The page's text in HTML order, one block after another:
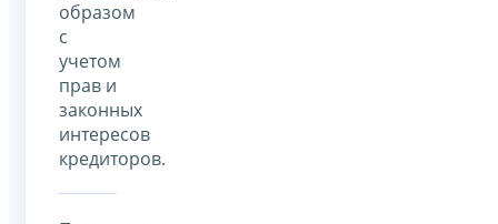
образом
с
учетом
прав и
законных
интересов
кредиторов.